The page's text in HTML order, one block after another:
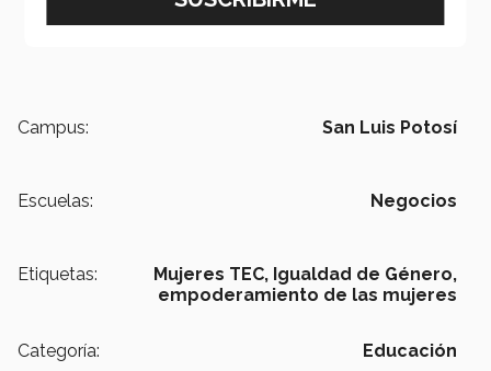
Campus: San Luis Potosí
Escuelas: Negocios
Etiquetas: Mujeres TEC, Igualdad de Género,
empoderamiento de las mujeres
Categoría: Educación